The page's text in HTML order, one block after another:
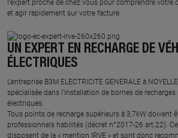
l'expert proche de chez vous pour comprendre votre
et agir rapidement sur votre facture.
UN EXPERT EN RECHARGE DE
ÉLECTRIQUES
L’entreprise B3M ELECTRICITE GENERALE à
spécialisée dans l’installation de bornes de
électriques.
Tous points de recharge supérieurs à 3,7kW doivent
professionnels habilités (décret n°2017-26 art.22).
disposent de la « mention IRVE » et sont donc